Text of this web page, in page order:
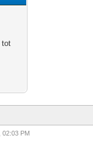
tot
02:03 PM